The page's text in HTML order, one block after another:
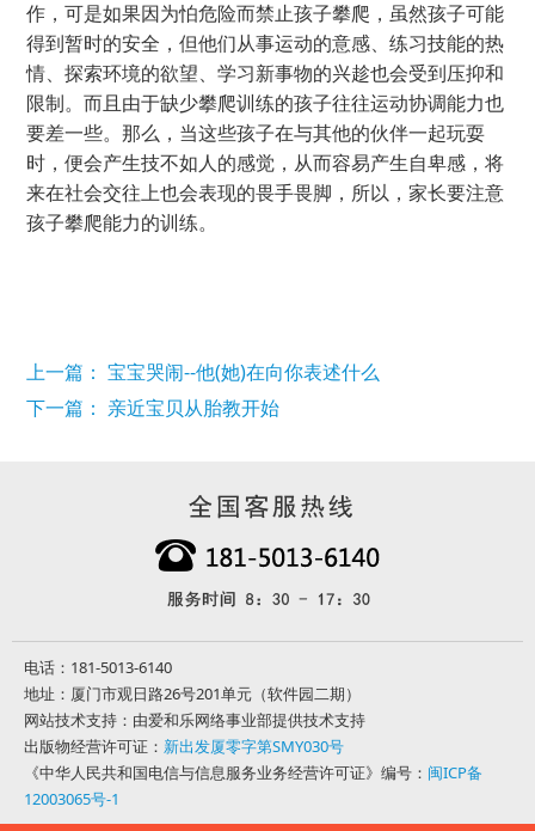
作，可是如果因为怕危险而禁止孩子攀爬，虽然孩子可能
得到暂时的安全，但他们从事运动的意感、练习技能的热
情、探索环境的欲望、学习新事物的兴趁也会受到压抑和
限制。而且由于缺少攀爬训练的孩子往往运动协调能力也
要差一些。那么，当这些孩子在与其他的伙伴一起玩耍
时，便会产生技不如人的感觉，从而容易产生自卑感，将
来在社会交往上也会表现的畏手畏脚，所以，家长要注意
孩子攀爬能力的训练。
上一篇： 宝宝哭闹--他(她)在向你表述什么
下一篇： 亲近宝贝从胎教开始
电话：181-5013-6140
地址：厦门市观日路26号201单元（软件园二期）
网站技术支持：由爱和乐网络事业部提供技术支持
出版物经营许可证： 新出发厦零字第SMY030号
《中华人民共和国电信与信息服务业务经营许可证》编号： 闽ICP备
12003065号-1